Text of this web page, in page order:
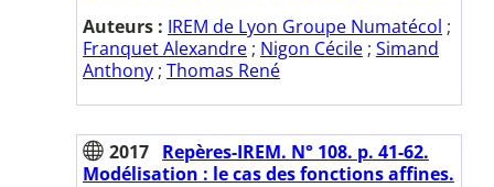
Auteurs : IREM de Lyon Groupe Numatécol ;
Franquet Alexandre ; Nigon Cécile ; Simand
Anthony ; Thomas René
2017 Repères-IREM. N° 108. p. 41-62.
Modélisation : le cas des fonctions affines.